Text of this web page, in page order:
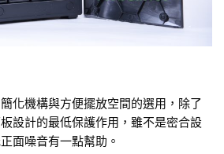
化機構與方便擺放空間的選用，除了
設計的最低保護作用，雖不是密合設
面噪音有一點幫助。